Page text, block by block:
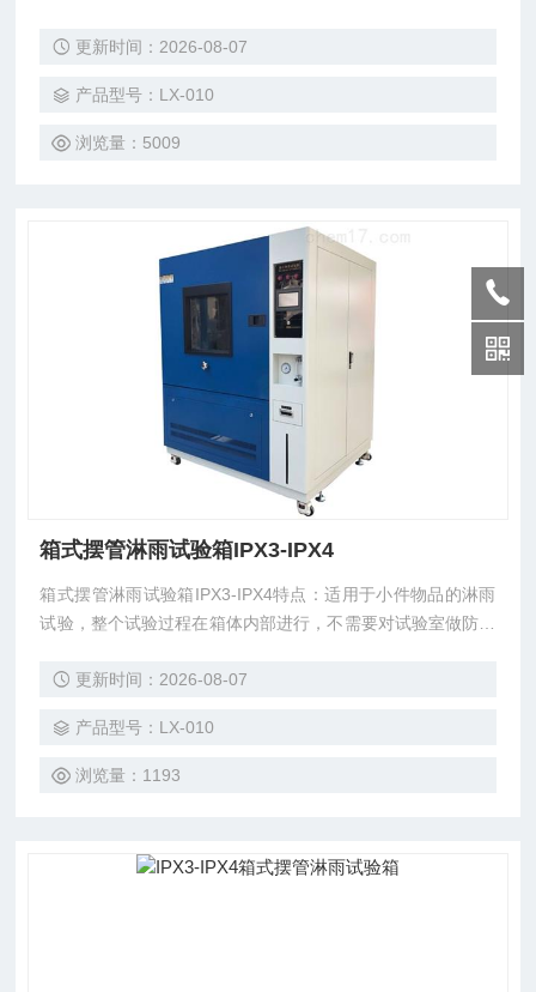
用，大大降低了试验成本。
更新时间：2026-08-07
产品型号：LX-010
浏览量：5009
箱式摆管淋雨试验箱IPX3-IPX4
箱式摆管淋雨试验箱IPX3-IPX4特点：适用于小件物品的淋雨
试验，整个试验过程在箱体内部进行，不需要对试验室做防水
了试验成本。
更新时间：2026-08-07
产品型号：LX-010
浏览量：1193